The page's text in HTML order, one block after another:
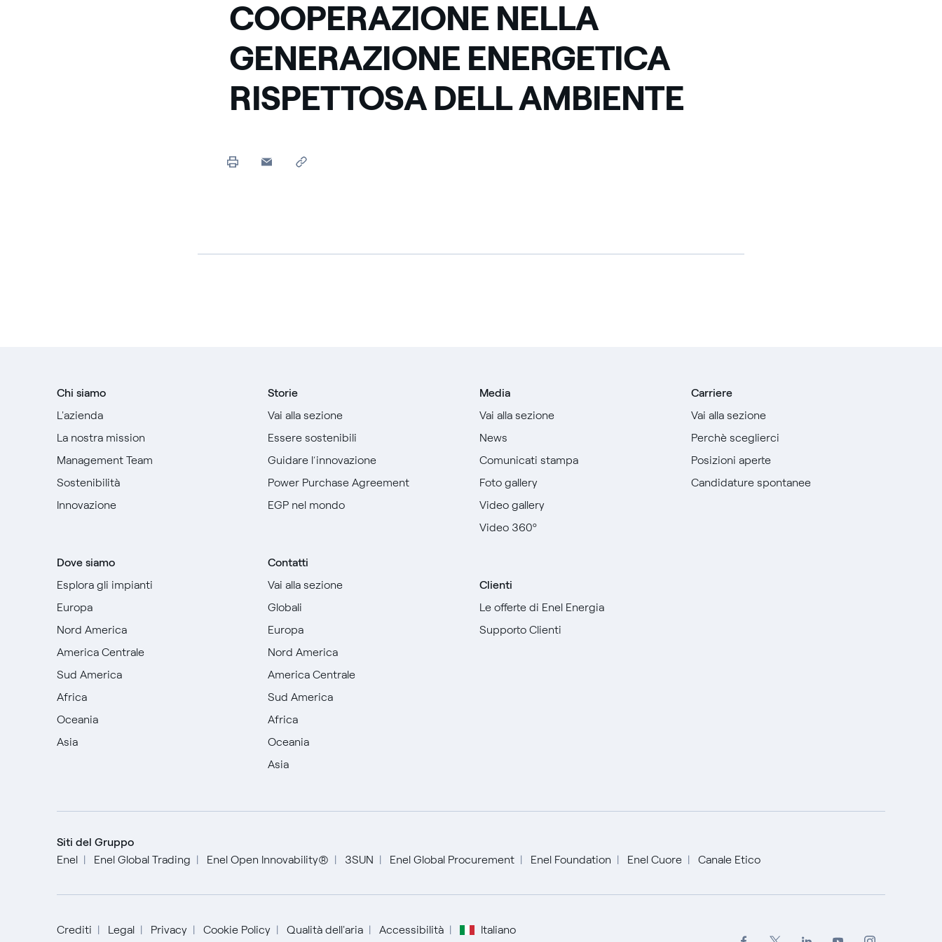
COOPERAZIONE NELLA
GENERAZIONE ENERGETICA
RISPETTOSA DELL AMBIENTE
Chi siamo
L'azienda
La nostra mission
Management Team
Sostenibilità
Innovazione
Dove siamo
Esplora gli impianti
Europa
Nord America
America Centrale
Sud America
Africa
Oceania
Asia
Storie
Vai alla sezione
Essere sostenibili
Guidare l’innovazione
Power Purchase Agreement
EGP nel mondo
Contatti
Vai alla sezione
Globali
Europa
Nord America
America Centrale
Sud America
Africa
Oceania
Asia
Media
Vai alla sezione
News
Comunicati stampa
Foto gallery
Video gallery
Video 360º
Clienti
Le offerte di Enel Energia
Supporto Clienti
Carriere
Vai alla sezione
Perchè sceglierci
Posizioni aperte
Candidature spontanee
Siti del Gruppo
Enel
Enel Global Trading Enel Open Innovability® 3SUN Enel Global Procurement Enel Foundation Enel Cuore Canale Etico
Crediti Legal Privacy Cookie Policy Qualità dell'aria Accessibilità Italiano